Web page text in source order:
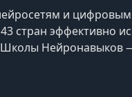
и
стран эффективно
Нейронавыков
инструментом для